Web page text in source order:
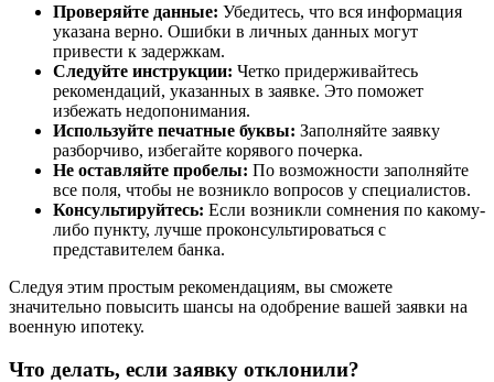
Проверяйте данные: Убедитесь, что вся информация
указана верно. Ошибки в личных данных могут
привести к задержкам.
Следуйте инструкции: Четко придерживайтесь
рекомендаций, указанных в заявке. Это поможет
избежать недопонимания.
Используйте печатные буквы: Заполняйте заявку
разборчиво, избегайте корявого почерка.
Не оставляйте пробелы: По возможности заполняйте
все поля, чтобы не возникло вопросов у специалистов.
Консультируйтесь: Если возникли сомнения по какому-
либо пункту, лучше проконсультироваться с
представителем банка.
Следуя этим простым рекомендациям, вы сможете
значительно повысить шансы на одобрение вашей заявки на
военную ипотеку.
Что делать, если заявку отклонили?